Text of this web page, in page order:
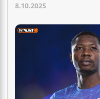
8.10.2025